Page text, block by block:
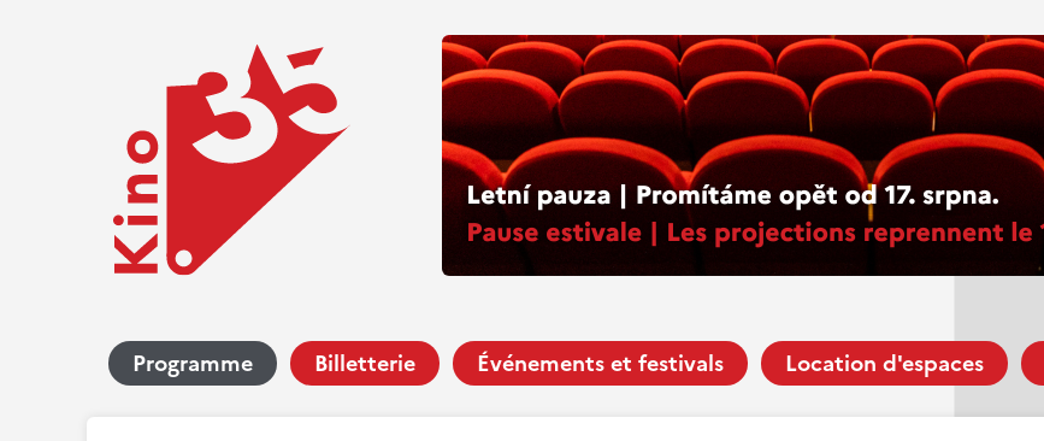
Programme Billetterie Événements et festivals Location d'espaces